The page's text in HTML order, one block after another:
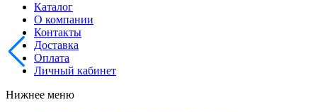
Каталог
О компании
Контакты
Доставка
Оплата
Личный кабинет
Нижнее меню